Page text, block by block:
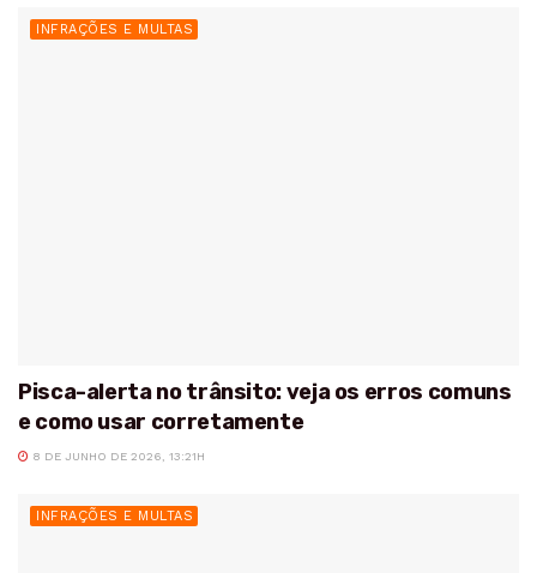
INFRAÇÕES E MULTAS
Pisca-alerta no trânsito: veja os erros comuns
e como usar corretamente
8 DE JUNHO DE 2026, 13:21H
INFRAÇÕES E MULTAS